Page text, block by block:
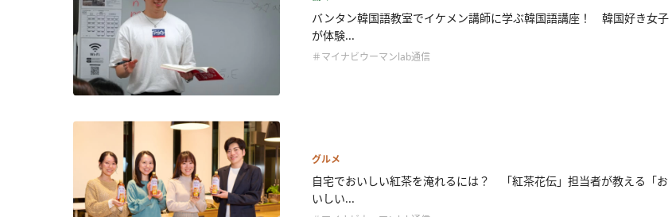
バンタン韓国語教室でイケメン講師に学ぶ韓国語講座！ 韓国好き女子
が体験...
＃マイナビウーマンlab通信
グルメ
自宅でおいしい紅茶を淹れるには？ 「紅茶花伝」担当者が教える「お
いしい...